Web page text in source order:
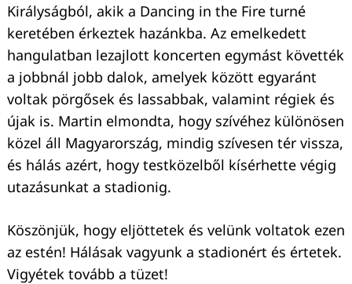
Királyságból, akik a Dancing in the Fire turné
keretében érkeztek hazánkba. Az emelkedett
hangulatban lezajlott koncerten egymást követték
a jobbnál jobb dalok, amelyek között egyaránt
voltak pörgősek és lassabbak, valamint régiek és
újak is. Martin elmondta, hogy szívéhez különösen
közel áll Magyarország, mindig szívesen tér vissza,
és hálás azért, hogy testközelből kísérhette végig
utazásunkat a stadionig.
Köszönjük, hogy eljöttetek és velünk voltatok ezen
az estén! Hálásak vagyunk a stadionért és értetek.
Vigyétek tovább a tüzet!